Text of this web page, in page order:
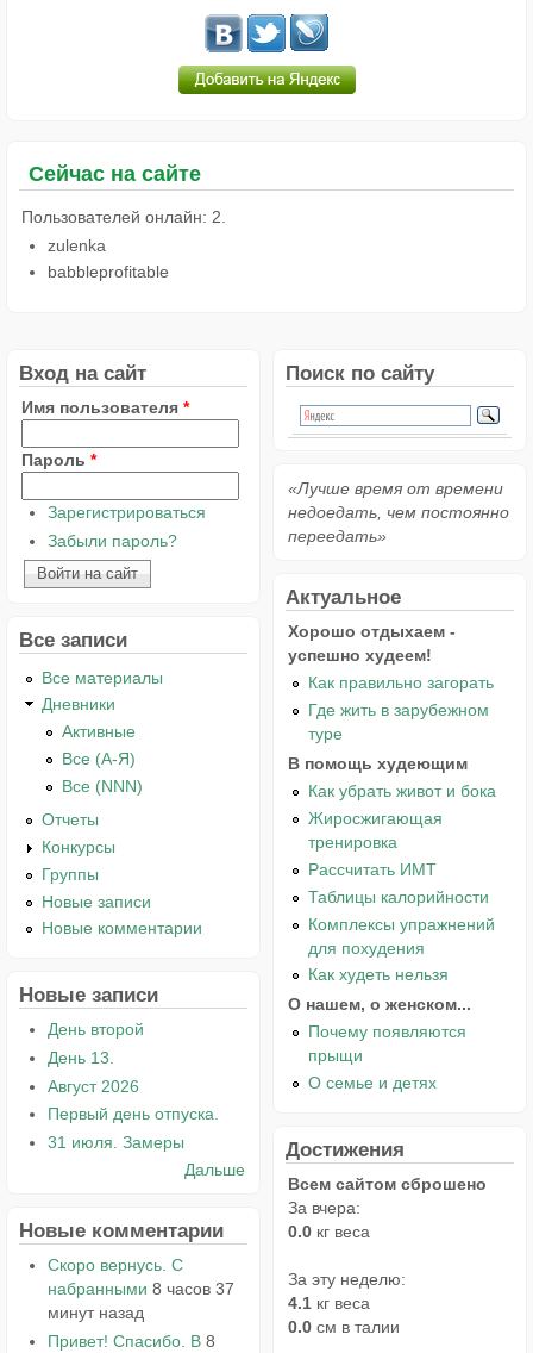
Сейчас на сайте
Пользователей онлайн: 2.
zulenka
babbleprofitable
Вход на сайт
Имя пользователя *
Пароль *
Зарегистрироваться
Забыли пароль?
Все записи
Все материалы
Дневники
Активные
Все (А-Я)
Все (NNN)
Отчеты
Конкурсы
Группы
Новые записи
Новые комментарии
Новые записи
День второй
День 13.
Август 2026
Первый день отпуска.
31 июля. Замеры
Дальше
Новые комментарии
Скоро вернусь. С
набранными 8 часов 37
минут назад
Привет! Спасибо. В 8
Поиск по сайту
«Лучше время от времени
недоедать, чем постоянно
переедать»
Актуальное
Хорошо отдыхаем -
успешно худеем!
Как правильно загорать
Где жить в зарубежном
туре
В помощь худеющим
Как убрать живот и бока
Жиросжигающая
тренировка
Рассчитать ИМТ
Таблицы калорийности
Комплексы упражнений
для похудения
Как худеть нельзя
О нашем, о женском...
Почему появляются
прыщи
О семье и детях
Достижения
Всем сайтом сброшено
За вчера:
0.0 кг веса
За эту неделю:
4.1 кг веса
0.0 см в талии